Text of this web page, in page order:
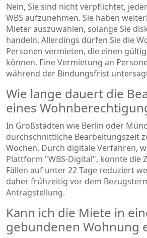
Nein, Sie sind nicht verpflichtet,
WBS aufzunehmen. Sie haben
Mieter auszuwählen, solange Sie
handeln. Allerdings dürfen Sie die
Personen vermieten, die einen
können. Eine Vermietung an
während der Bindungsfrist
Wie lange dauert die
eines
In Großstädten wie Berlin oder
durchschnittliche Bearbeitungszeit
Wochen. Durch digitale Verfahren,
Plattform "WBS-Digital", konnte die
Fällen auf unter 22 Tage reduziert
daher frühzeitig vor dem
Antragstellung.
Kann ich die Miete in
gebundenen Wohnung